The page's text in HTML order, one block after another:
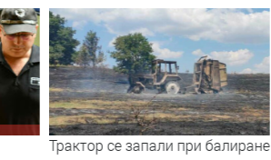
Трактор се запали при балиране